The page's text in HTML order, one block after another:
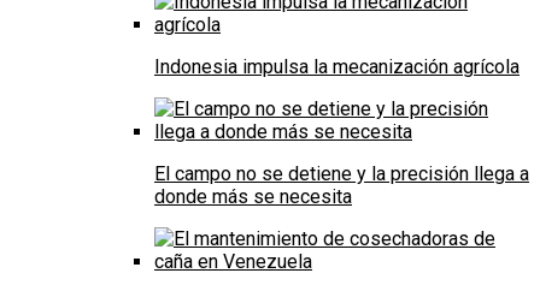
Indonesia impulsa la mecanización agrícola
El campo no se detiene y la precisión llega a
donde más se necesita